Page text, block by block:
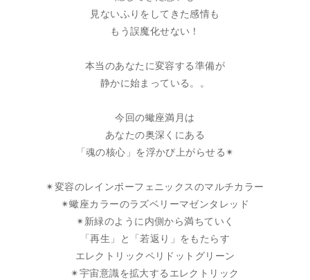
見ないふりをしてきた感情も
もう誤魔化せない！
本当のあなたに変容する準備が
静かに始まっている。。
今回の蠍座満月は
あなたの奥深くにある
「魂の核心」を浮かび上がらせる✴︎
✴︎変容のレインボーフェニックスのマルチカラー
✴︎蠍座カラーのラズベリーマゼンタレッド
✴︎新緑のように内側から満ちていく
「再生」と「若返り」をもたらす
エレクトリックペリドットグリーン
✴︎宇宙意識を拡大するエレクトリック